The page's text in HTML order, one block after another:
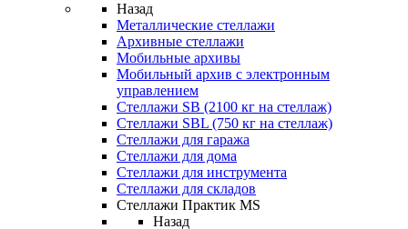
Назад
Металлические стеллажи
Архивные стеллажи
Мобильные архивы
Мобильный архив с электронным
управлением
Стеллажи SB (2100 кг на стеллаж)
Стеллажи SBL (750 кг на стеллаж)
Стеллажи для гаража
Стеллажи для дома
Стеллажи для инструмента
Стеллажи для складов
Стеллажи Практик MS
Назад